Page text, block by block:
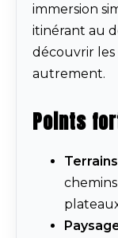
immersion
itinérant au
découvrir les
autrement.
Points